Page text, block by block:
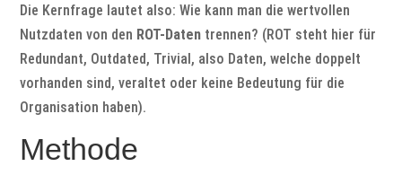
Die Kernfrage lautet also: Wie kann man die wertvollen
Nutzdaten von den ROT-Daten trennen? (ROT steht hier für
Redundant, Outdated, Trivial, also Daten, welche doppelt
vorhanden sind, veraltet oder keine Bedeutung für die
Organisation haben).
Methode